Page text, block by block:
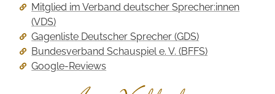
Navigation
überspringen
Mitglied im Verband deutscher Sprecher:innen
(VDS)
Gagenliste Deutscher Sprecher (GDS)
Bundesverband Schauspiel e. V. (BFFS)
Google-Reviews